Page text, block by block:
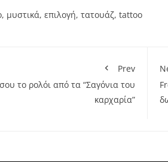
, μυστικά, επιλογή, τατουάζ, tattoo
Prev
το ρολόι από τα “Σαγόνια του
καρχαρία”